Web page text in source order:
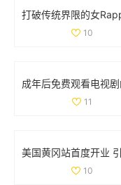
10
11
10